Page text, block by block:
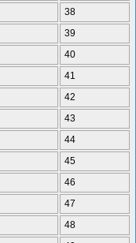
38
39
40
41
42
43
44
45
46
47
48